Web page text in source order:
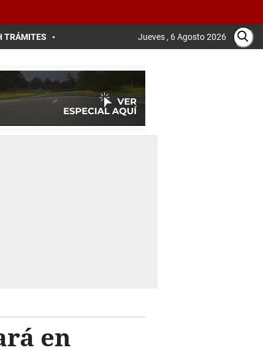
TRÁMITES Jueves , 6 Agosto 2026
en